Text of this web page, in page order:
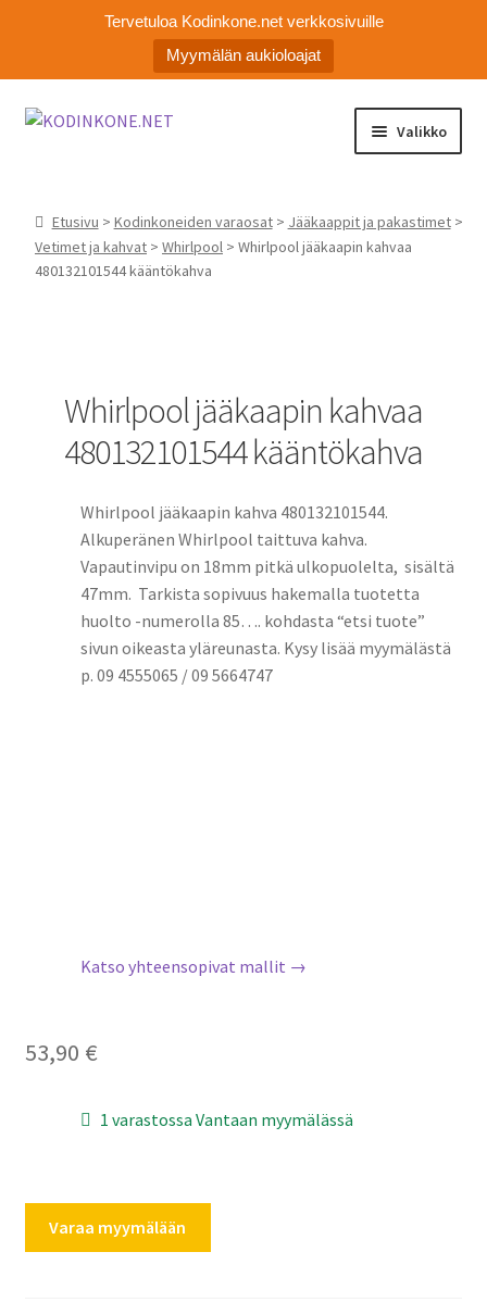
Tervetuloa Kodinkone.net verkkosivuille
Myymälän aukioloajat
Siirry
Siirry
Valikko
tason
Ota yhteyttä
Etusivu > Kodinkoneiden varaosat> Jääkaappit ja pakastimet>
Vetimet ja kahvat > Whirlpool > Whirlpool jääkaapin kahvaa
480132101544 kääntökahva
Whirlpool jääkaapin kahvaa
480132101544 kääntökahva
Whirlpool jääkaapin kahva 480132101544.
Alkuperänen Whirlpool taittuva kahva.
Vapautinvipu on 18mm pitkä ulkopuolelta, sisältä
47mm. Tarkista sopivuus hakemalla tuotetta
huolto -numerolla 85…. kohdasta “etsi tuote”
sivun oikeasta yläreunasta. Kysy lisää myymälästä
p. 09 4555065 / 09 5664747
Katso yhteensopivat mallit →
53,90 €
1 varastossa Vantaan myymälässä
Varaa myymälään